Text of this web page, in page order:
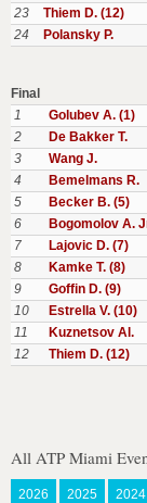
23 Thiem D. (12)
24
Polansky P.
Final
1
Golubev A. (1)
2
De Bakker T.
3
Wang J.
4
Bemelmans R.
5
Becker B. (5)
6
Bogomolov A.
7
Lajovic D. (7)
8
Kamke T. (8)
9
Goffin D. (9)
10
Estrella V. (10)
11
Kuznetsov Al.
12
Thiem D. (12)
All ATP Miami
2026 2025 2024